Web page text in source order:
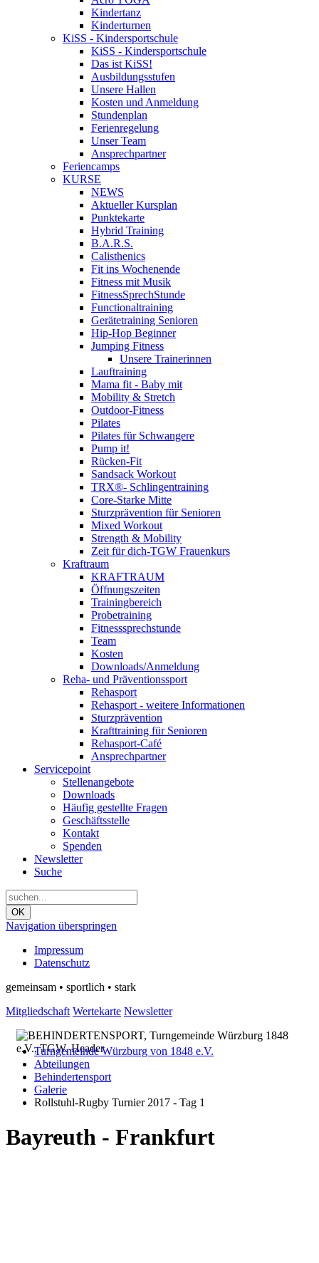
Kindertanz
Kinderturnen
KiSS - Kindersportschule
KiSS - Kindersportschule
Das ist KiSS!
Ausbildungsstufen
Unsere Hallen
Kosten und Anmeldung
Stundenplan
Ferienregelung
Unser Team
Ansprechpartner
Feriencamps
KURSE
NEWS
Aktueller Kursplan
Punktekarte
Hybrid Training
B.A.R.S.
Calisthenics
Fit ins Wochenende
Fitness mit Musik
FitnessSprechStunde
Functionaltraining
Gerätetraining Senioren
Hip-Hop Beginner
Jumping Fitness
Unsere Trainerinnen
Lauftraining
Mama fit - Baby mit
Mobility & Stretch
Outdoor-Fitness
Pilates
Pilates für Schwangere
Pump it!
Rücken-Fit
Sandsack Workout
TRX®- Schlingentraining
Core-Starke Mitte
Sturzprävention für Senioren
Mixed Workout
Strength & Mobility
Zeit für dich-TGW Frauenkurs
Kraftraum
KRAFTRAUM
Öffnungszeiten
Trainingbereich
Probetraining
Fitnesssprechstunde
Team
Kosten
Downloads/Anmeldung
Reha- und Präventionssport
Rehasport
Rehasport - weitere Informationen
Sturzprävention
Krafttraining für Senioren
Rehasport-Café
Ansprechpartner
Servicepoint
Stellenangebote
Downloads
Häufig gestellte Fragen
Geschäftsstelle
Kontakt
Spenden
Newsletter
Suche
OK
Navigation überspringen
Impressum
Datenschutz
gemeinsam • sportlich • stark
Mitgliedschaft Wertekarte Newsletter
Turngemeinde Würzburg von 1848 e.V.
Abteilungen
Behindertensport
Galerie
Rollstuhl-Rugby Turnier 2017 - Tag 1
Bayreuth - Frankfurt